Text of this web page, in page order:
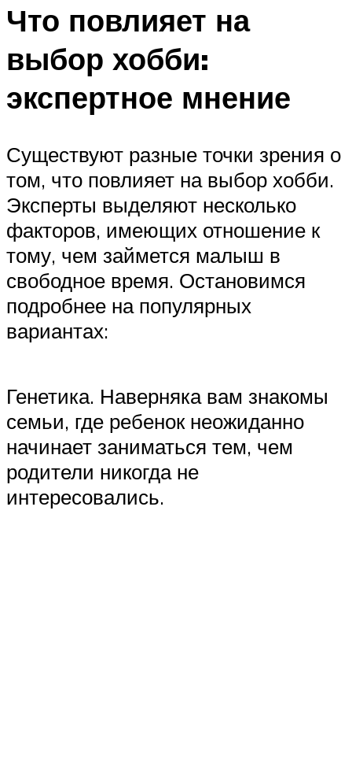
Что повлияет на
выбор хобби:
экспертное мнение
Существуют разные точки зрения о
том, что повлияет на выбор хобби.
Эксперты выделяют несколько
факторов, имеющих отношение к
тому, чем займется малыш в
свободное время. Остановимся
подробнее на популярных
вариантах:
Генетика. Наверняка вам знакомы
семьи, где ребенок неожиданно
начинает заниматься тем, чем
родители никогда не
интересовались.